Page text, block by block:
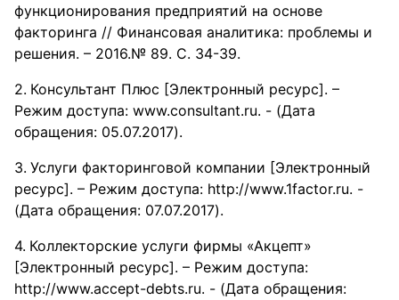
функционирования предприятий на основе
факторинга // Финансовая аналитика: проблемы и
решения. – 2016.№ 89. С. 34-39.
Консультант Плюс [Электронный ресурс]. –
Режим доступа: www.consultant.ru. - (Дата
обращения: 05.07.2017).
Услуги факторинговой компании [Электронный
ресурс]. – Режим доступа: http://www.1factor.ru. -
(Дата обращения: 07.07.2017).
Коллекторские услуги фирмы «Акцепт»
[Электронный ресурс]. – Режим доступа:
http://www.accept-debts.ru. - (Дата обращения: